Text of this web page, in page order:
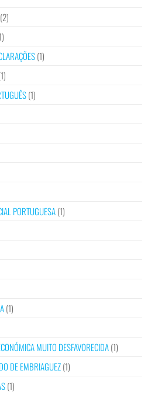
(2)
(1)
(1)
PORTUGUESA(1)
(1)
MUITO DESFAVORECIDA(1)
DE EMBRIAGUEZ(1)
(1)